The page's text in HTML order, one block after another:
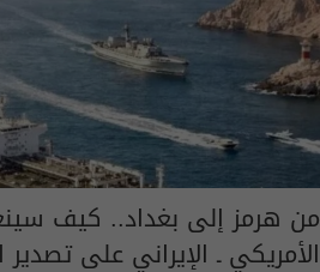
من هرمز إلى بغداد.. كيف
الأمريكي ـ الإيراني على